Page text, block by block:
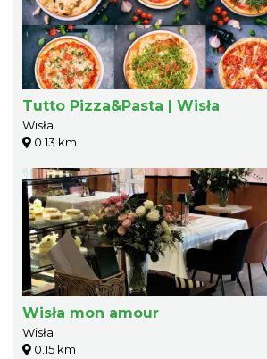
Tutto Pizza&Pasta | Wisła
Wisła
0.13 km
Wisła mon amour
Wisła
0.15 km